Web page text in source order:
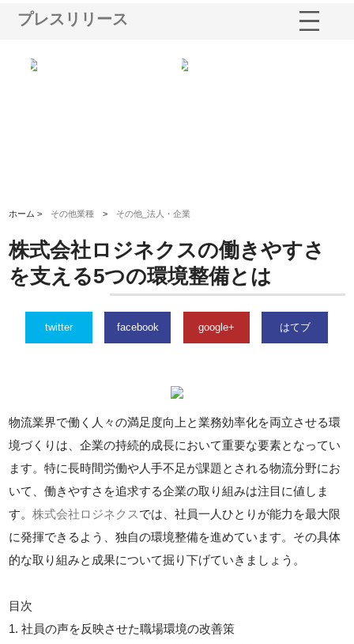
プレスリリース
ホーム > その他業種 > その他_法人・企業
株式会社ロジネクスの働きやすさ
を支える5つの環境整備とは
twitter facebook google+ はてブ
物流業界で働く人々の満足度向上と業務効率化を両立させる環
境づくりは、企業の持続的成長において重要な要素となってい
ます。特に長時間労働や人手不足が課題とされる物流分野にお
いて、働きやすさを追求する企業の取り組みは注目に値しま
す。株式会社ロジネクス では、社員一人ひとりが能力を最大限
に発揮できるよう、独自の環境整備を進めています。その具体
的な取り組みと成果について掘り下げていきましょう。
目次
1. 社員の声を反映させた職場環境の改善策